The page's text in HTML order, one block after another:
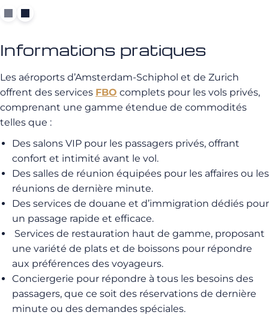
Informations pratiques
Les aéroports d’Amsterdam-Schiphol et de Zurich
offrent des services FBO complets pour les vols privés,
comprenant une gamme étendue de commodités
telles que :
Des salons VIP pour les passagers privés, offrant
confort et intimité avant le vol.
Des salles de réunion équipées pour les affaires ou les
réunions de dernière minute.
Des services de douane et d’immigration dédiés pour
un passage rapide et efficace.
Services de restauration haut de gamme, proposant
une variété de plats et de boissons pour répondre
aux préférences des voyageurs.
Conciergerie pour répondre à tous les besoins des
passagers, que ce soit des réservations de dernière
minute ou des demandes spéciales.